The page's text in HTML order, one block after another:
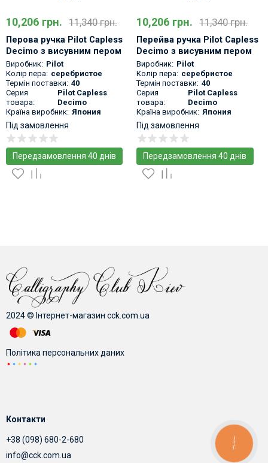
10,206 грн. 11,340 грн.
Перова ручка Pilot Capless
Decimo з висувним пером
Шампань
Виробник: Pilot
Колір пера: серебристое
Термін поставки: 40
Серия
товара:
Pilot Capless
Decimo
Країна виробник: Япония
Під замовлення
Передзамовлення 40 днів
10,206 грн. 11,340 грн.
Перейва ручка Pilot Capless
Decimo з висувним пером
Сіра
Виробник: Pilot
Колір пера: серебристое
Термін поставки: 40
Серия
товара:
Pilot Capless
Decimo
Країна виробник: Япония
Під замовлення
Передзамовлення 40 днів
2024 © Інтернет-магазин cck.com.ua
Політика персональних даних
Контакти
+38 (098) 680-2-680
info@cck.com.ua
КНОПКА
ЗВ'ЯЗКУ